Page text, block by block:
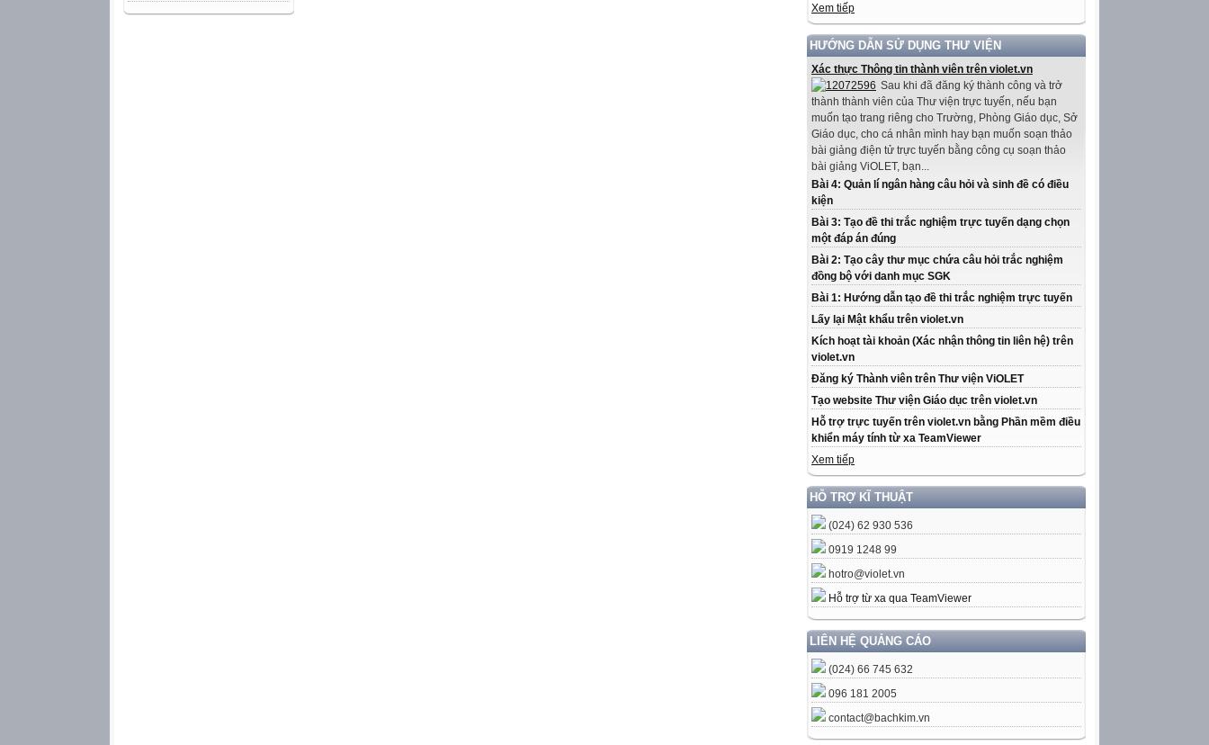
Xem tiếp
HƯỚNG DẪN SỬ DỤNG THƯ VIỆN
Xác thực Thông tin thành viên trên violet.vn
Sau khi đã đăng ký thành công và trở
thành thành viên của Thư viện trực tuyến, nếu bạn
muốn tạo trang riêng cho Trường, Phòng Giáo dục, Sở
Giáo dục, cho cá nhân mình hay bạn muốn soạn thảo
bài giảng điện tử trực tuyến bằng công cụ soạn thảo
bài giảng ViOLET, bạn...
Bài 4: Quản lí ngân hàng câu hỏi và sinh đề có điều
kiện
Bài 3: Tạo đề thi trắc nghiệm trực tuyến dạng chọn
một đáp án đúng
Bài 2: Tạo cây thư mục chứa câu hỏi trắc nghiệm
đồng bộ với danh mục SGK
Bài 1: Hướng dẫn tạo đề thi trắc nghiệm trực tuyến
Lấy lại Mật khẩu trên violet.vn
Kích hoạt tài khoản (Xác nhận thông tin liên hệ) trên
violet.vn
Đăng ký Thành viên trên Thư viện ViOLET
Tạo website Thư viện Giáo dục trên violet.vn
Hỗ trợ trực tuyến trên violet.vn bằng Phần mềm điều
khiển máy tính từ xa TeamViewer
Xem tiếp
HỖ TRỢ KĨ THUẬT
(024) 62 930 536
0919 1248 99
hotro@violet.vn
Hỗ trợ từ xa qua TeamViewer
LIÊN HỆ QUẢNG CÁO
(024) 66 745 632
096 181 2005
contact@bachkim.vn